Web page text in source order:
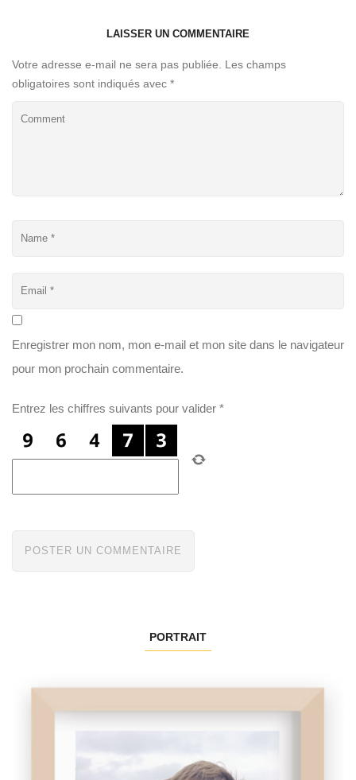
LAISSER UN COMMENTAIRE
Votre adresse e-mail ne sera pas publiée.
Les champs
obligatoires sont indiqués avec *
Enregistrer mon nom, mon e-mail et mon site dans le navigateur
pour mon prochain commentaire.
Entrez les chiffres suivants pour valider *
PORTRAIT